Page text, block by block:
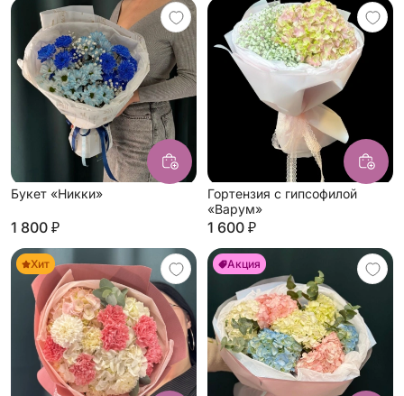
Букет «Никки»
1 800 ₽
Гортензия с гипсофилой
«Варум»
1 600 ₽
Хит Акция